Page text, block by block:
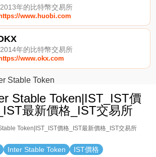
年的比特幣交易所
www.huobi.com
年的比特幣交易所
www.okx.com
Stable Token
Stable Token|IST_IST價
最新價格_IST交易所
Token|IST_IST價格_IST最新價格_IST交易所
Inter Stable Token
IST價格